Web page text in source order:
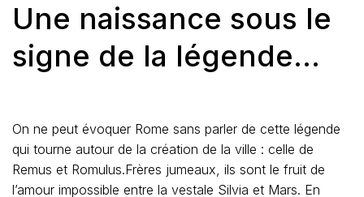
Une naissance sous le
signe de la légende…
On ne peut évoquer Rome sans parler de cette légende
qui tourne autour de la création de la ville : celle de
Remus et Romulus.Frères jumeaux, ils sont le fruit de
l’amour impossible entre la vestale Silvia et Mars. En